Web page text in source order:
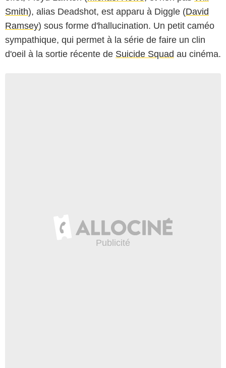
Smith), alias Deadshot, est apparu à Diggle (David
Ramsey) sous forme d'hallucination. Un petit caméo
sympathique, qui permet à la série de faire un clin
d'oeil à la sortie récente de Suicide Squad au cinéma.